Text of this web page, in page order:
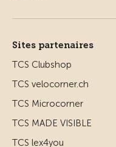
Sites partenaires
TCS Clubshop
TCS velocorner.ch
TCS Microcorner
TCS MADE VISIBLE
TCS lex4you